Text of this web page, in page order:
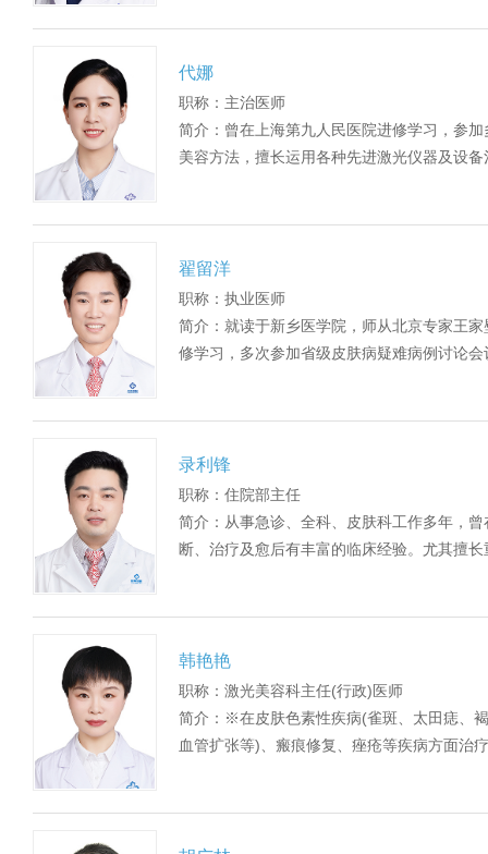
代娜
职称：主治医师
简介：曾在上海第九人民医院进修学习，参
美容方法，擅长运用各种先进激光仪器及设
翟留洋
职称：执业医师
简介：就读于新乡医学院，师从北京专家王
修学习，多次参加省级皮肤病疑难病例讨论
录利锋
职称：住院部主任
简介：从事急诊、全科、皮肤科工作多年，
断、治疗及愈后有丰富的临床经验。尤其擅
韩艳艳
职称：激光美容科主任(行政)医师
简介：※在皮肤色素性疾病(雀斑、太田痣、
血管扩张等)、瘢痕修复、痤疮等疾病方面治